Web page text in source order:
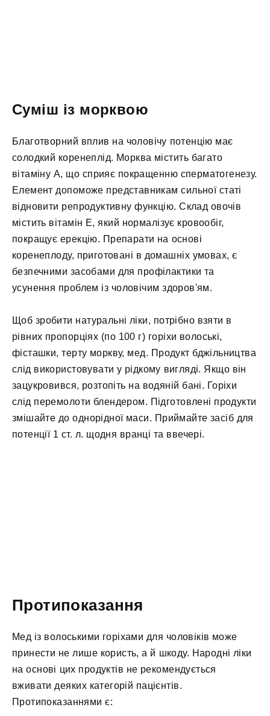
Суміш із морквою
Благотворний вплив на чоловічу потенцію має
солодкий коренеплід. Морква містить багато
вітаміну А, що сприяє покращенню сперматогенезу.
Елемент допоможе представникам сильної статі
відновити репродуктивну функцію. Склад овочів
містить вітамін Е, який нормалізує кровообіг,
покращує ерекцію. Препарати на основі
коренеплоду, приготовані в домашніх умовах, є
безпечними засобами для профілактики та
усунення проблем із чоловічим здоров'ям.
Щоб зробити натуральні ліки, потрібно взяти в
рівних пропорціях (по 100 г) горіхи волоські,
фісташки, терту моркву, мед. Продукт бджільництва
слід використовувати у рідкому вигляді. Якщо він
зацукровився, розтопіть на водяній бані. Горіхи
слід перемолоти блендером. Підготовлені продукти
змішайте до однорідної маси. Приймайте засіб для
потенції 1 ст. л. щодня вранці та ввечері.
Протипоказання
Мед із волоськими горіхами для чоловіків може
принести не лише користь, а й шкоду. Народні ліки
на основі цих продуктів не рекомендується
вживати деяких категорій пацієнтів.
Протипоказаннями є: